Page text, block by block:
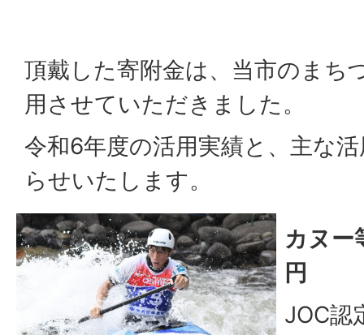
頂戴した寄附金は、当市のまち
用させていただきました。
令和6年度の活用実績と、主な
らせいたします。
カヌー
円
JOC認